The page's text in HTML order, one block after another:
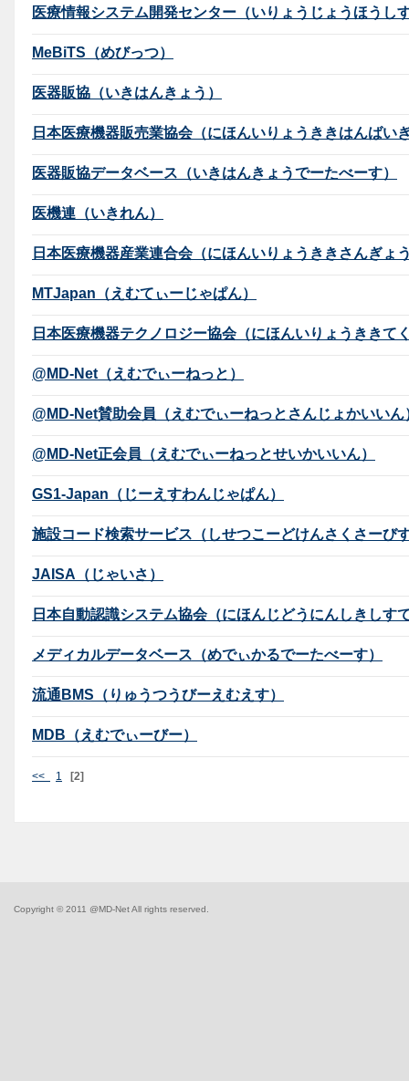
医療情報システム開発センター（いりょうじょうほうし
MeBiTS（めびっつ）
医器販協（いきはんきょう）
日本医療機器販売業協会（にほんいりょうききはんばい
医器販協データベース（いきはんきょうでーたべーす）
医機連（いきれん）
日本医療機器産業連合会（にほんいりょうききさんぎょ
MTJapan（えむてぃーじゃぱん）
日本医療機器テクノロジー協会（にほんいりょうききて
@MD-Net（えむでぃーねっと）
@MD-Net賛助会員（えむでぃーねっとさんじょかいいん
@MD-Net正会員（えむでぃーねっとせいかいいん）
GS1-Japan（じーえすわんじゃぱん）
施設コード検索サービス（しせつこーどけんさくさーび
JAISA（じゃいさ）
日本自動認識システム協会（にほんじどうにんしきしす
メディカルデータベース（めでぃかるでーたべーす）
流通BMS（りゅうつうびーえむえす）
MDB（えむでぃーびー）
<< 1 [2]
Copyright © 2011 @MD-Net All rights reserved.